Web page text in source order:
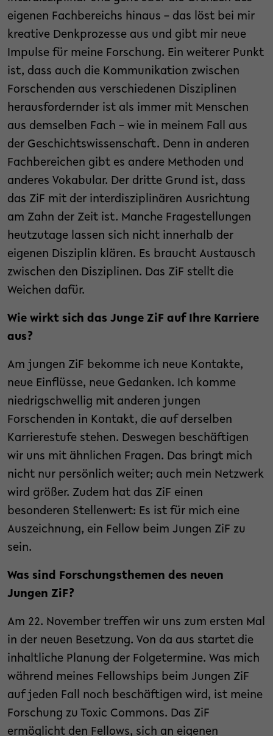
eigenen Fachbereichs hinaus – das löst bei mir
kreative Denkprozesse aus und gibt mir neue
Impulse für meine Forschung. Ein weiterer Punkt
ist, dass auch die Kommunikation zwischen
Forschenden aus verschiedenen Disziplinen
herausfordernder ist als immer mit Menschen
aus demselben Fach – wie in meinem Fall aus
der Geschichtswissenschaft. Denn in anderen
Fachbereichen gibt es andere Methoden und
anderes Vokabular. Der dritte Grund ist, dass
das ZiF mit der interdisziplinären Ausrichtung
am Zahn der Zeit ist. Manche Fragestellungen
heutzutage lassen sich nicht innerhalb der
eigenen Disziplin klären. Es braucht Austausch
zwischen den Disziplinen. Das ZiF stellt die
Weichen dafür.
Wie wirkt sich das Junge ZiF auf Ihre Karriere
aus?
Am jungen ZiF bekomme ich neue Kontakte,
neue Einflüsse, neue Gedanken. Ich komme
niedrigschwellig mit anderen jungen
Forschenden in Kontakt, die auf derselben
Karrierestufe stehen. Deswegen beschäftigen
wir uns mit ähnlichen Fragen. Das bringt mich
nicht nur persönlich weiter; auch mein Netzwerk
wird größer. Zudem hat das ZiF einen
besonderen Stellenwert: Es ist für mich eine
Auszeichnung, ein Fellow beim Jungen ZiF zu
sein.
Was sind Forschungsthemen des neuen
Jungen ZiF?
Am 22. November treffen wir uns zum ersten Mal
in der neuen Besetzung. Von da aus startet die
inhaltliche Planung der Folgetermine. Was mich
während meines Fellowships beim Jungen ZiF
auf jeden Fall noch beschäftigen wird, ist meine
Forschung zu Toxic Commons. Das ZiF
ermöglicht den Fellows, sich an eigenen